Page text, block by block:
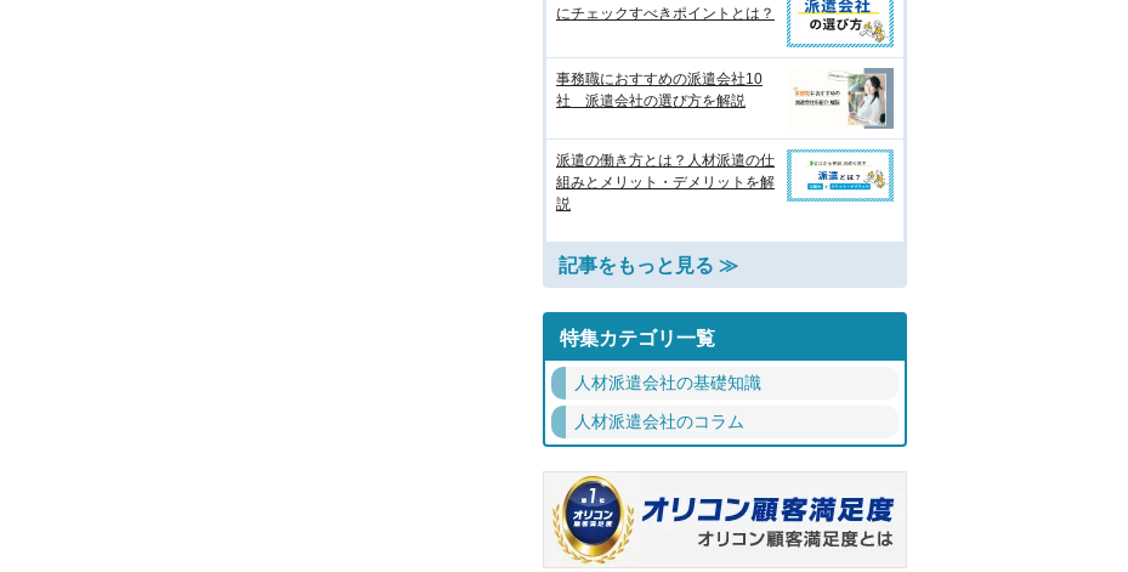
にチェックすべきポイントとは？
事務職におすすめの派遣会社10
社 派遣会社の選び方を解説
派遣の働き方とは？人材派遣の仕
組みとメリット・デメリットを解
説
記事をもっと見る ≫
特集カテゴリ一覧
人材派遣会社の基礎知識
人材派遣会社のコラム